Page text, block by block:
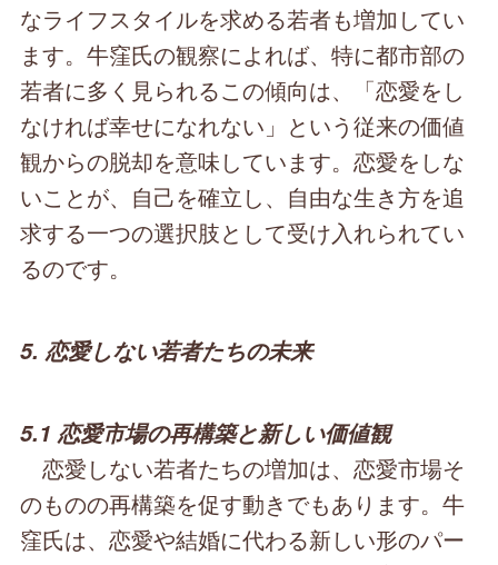
なライフスタイルを求める若者も増加してい
ます。牛窪氏の観察によれば、特に都市部の
若者に多く見られるこの傾向は、「恋愛をし
なければ幸せになれない」という従来の価値
観からの脱却を意味しています。恋愛をしな
いことが、自己を確立し、自由な生き方を追
求する一つの選択肢として受け入れられてい
るのです。
5. 恋愛しない若者たちの未来
5.1 恋愛市場の再構築と新しい価値観
恋愛しない若者たちの増加は、恋愛市場そ
のものの再構築を促す動きでもあります。牛
窪氏は、恋愛や結婚に代わる新しい形のパー